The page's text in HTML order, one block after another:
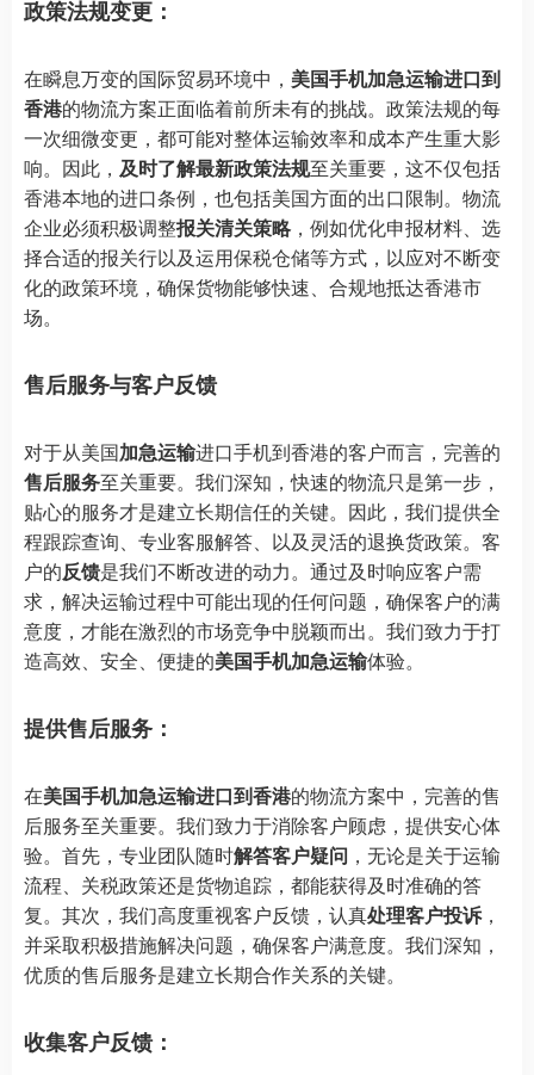
政策法规变更：
在瞬息万变的国际贸易环境中， 美国手机加急运输进口到
香港的物流方案正面临着前所未有的挑战。政策法规的每
一次细微变更，都可能对整体运输效率和成本产生重大影
响。因此， 及时了解最新政策法规至关重要，这不仅包括
香港本地的进口条例，也包括美国方面的出口限制。物流
企业必须积极调整报关清关策略，例如优化申报材料、选
择合适的报关行以及运用保税仓储等方式，以应对不断变
化的政策环境，确保货物能够快速、合规地抵达香港市
场。
售后服务与客户反馈
对于从美国加急运输进口手机到香港的客户而言，完善的
售后服务至关重要。我们深知，快速的物流只是第一步，
贴心的服务才是建立长期信任的关键。因此，我们提供全
程跟踪查询、专业客服解答、以及灵活的退换货政策。客
户的反馈是我们不断改进的动力。通过及时响应客户需
求，解决运输过程中可能出现的任何问题，确保客户的满
意度，才能在激烈的市场竞争中脱颖而出。我们致力于打
造高效、安全、便捷的美国手机加急运输体验。
提供售后服务：
在美国手机加急运输进口到香港的物流方案中，完善的售
后服务至关重要。我们致力于消除客户顾虑，提供安心体
验。首先，专业团队随时解答客户疑问 ，无论是关于运输
流程、关税政策还是货物追踪，都能获得及时准确的答
复。其次，我们高度重视客户反馈，认真处理客户投诉，
并采取积极措施解决问题，确保客户满意度。我们深知，
优质的售后服务是建立长期合作关系的关键。
收集客户反馈：